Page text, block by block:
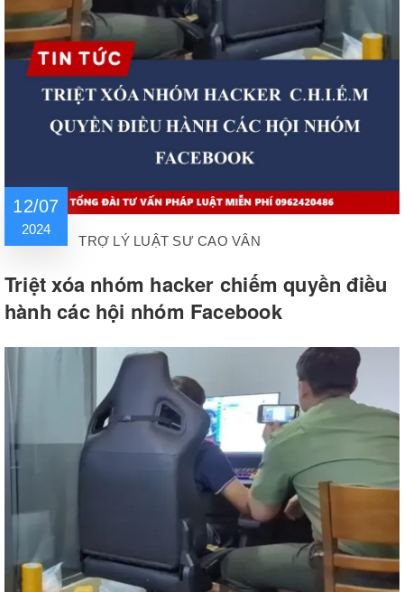
12/07
2024
TRỢ LÝ LUẬT SƯ CAO VÂN
Triệt xóa nhóm hacker chiếm quyền điều
hành các hội nhóm Facebook